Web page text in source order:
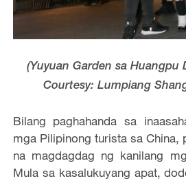
(Yuyuan Garden sa Huangpu
Courtesy: Lumpiang
Bilang paghahanda sa
mga Pilipinong turista sa China,
na magdagdag ng kanilang
Mula sa kasalukuyang apat,